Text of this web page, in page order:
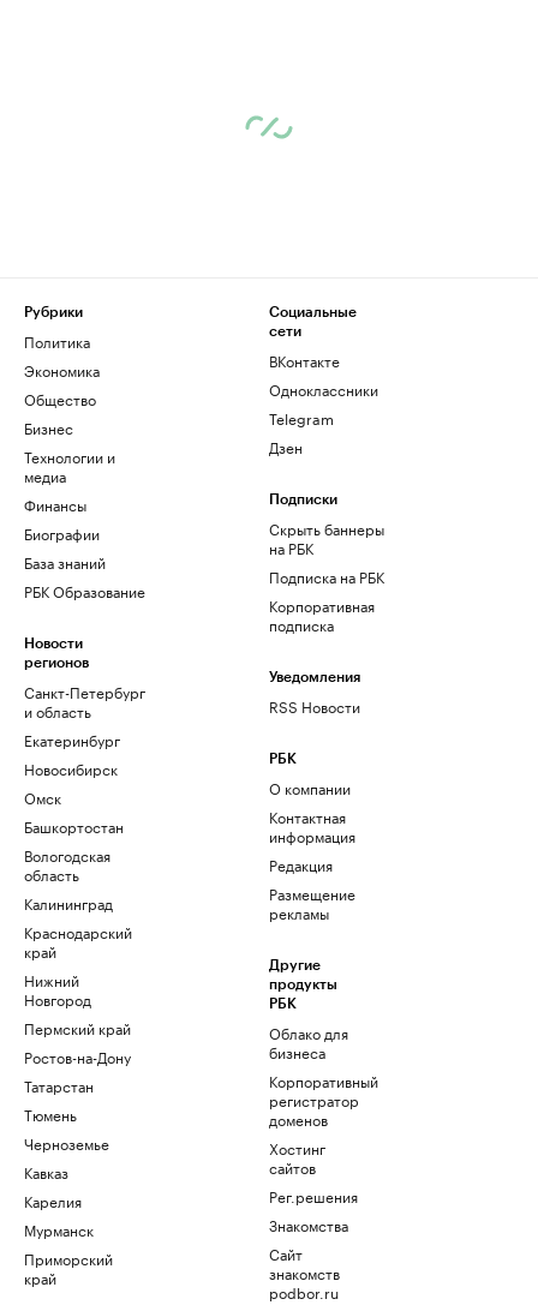
Рубрики
Политика
Экономика
Общество
Бизнес
Технологии и
медиа
Финансы
Биографии
База знаний
РБК Образование
Новости
регионов
Санкт-Петербург
и область
Екатеринбург
Новосибирск
Омск
Башкортостан
Вологодская
область
Калининград
Краснодарский
край
Нижний
Новгород
Пермский край
Ростов-на-Дону
Татарстан
Тюмень
Черноземье
Кавказ
Карелия
Мурманск
Приморский
край
Социальные
сети
ВКонтакте
Одноклассники
Telegram
Дзен
Подписки
Скрыть баннеры
на РБК
Подписка на РБК
Корпоративная
подписка
Уведомления
RSS Новости
РБК
О компании
Контактная
информация
Редакция
Размещение
рекламы
Другие
продукты
РБК
Облако для
бизнеса
Корпоративный
регистратор
доменов
Хостинг
сайтов
Рег.решения
Знакомства
Сайт
знакомств
podbor.ru